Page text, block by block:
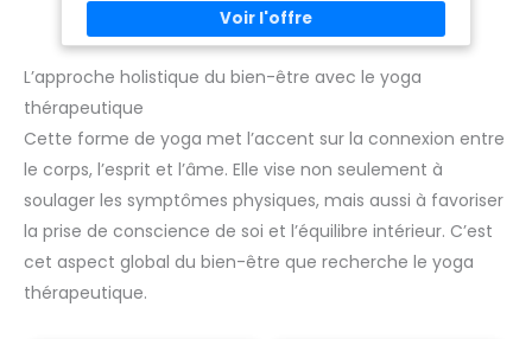
L’approche holistique du bien-être avec le yoga
thérapeutique
Cette forme de yoga met l’accent sur la connexion entre
le corps, l’esprit et l’âme. Elle vise non seulement à
soulager les symptômes physiques, mais aussi à favoriser
la prise de conscience de soi et l’équilibre intérieur. C’est
cet aspect global du bien-être que recherche le yoga
thérapeutique.